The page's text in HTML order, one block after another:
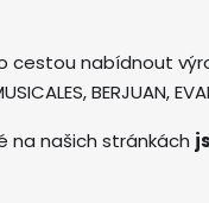
nabídnout
BERJUAN,
na našich stránkách